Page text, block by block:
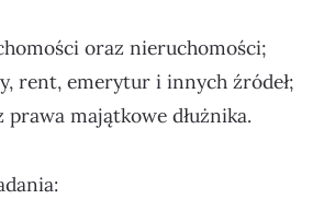
oraz nieruchomości;
rent, emerytur i innych źródeł;
majątkowe dłużnika.